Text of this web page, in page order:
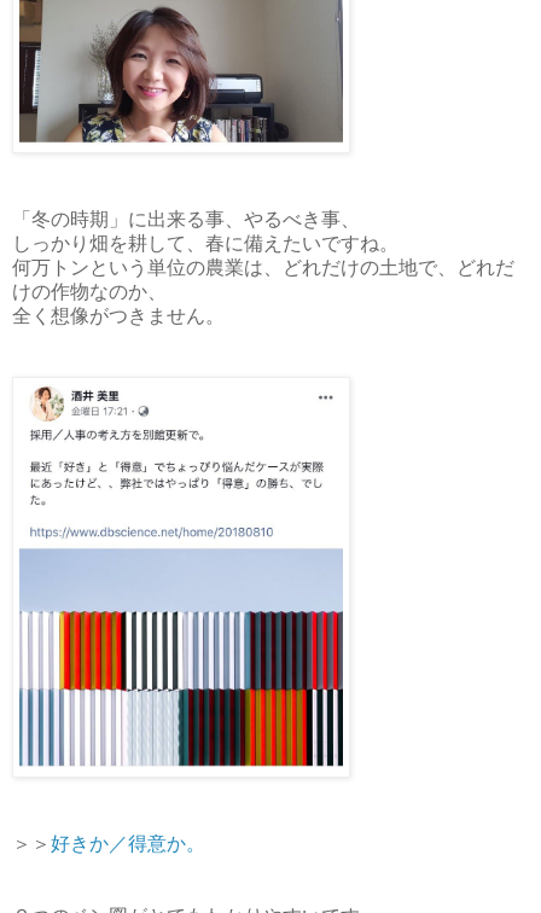
「冬の時期」に出来る事、やるべき事、
しっかり畑を耕して、春に備えたいですね。
何万トンという単位の農業は、どれだけの土地で、どれだ
けの作物なのか、
全く想像がつきません。
＞＞ 好きか／得意か。